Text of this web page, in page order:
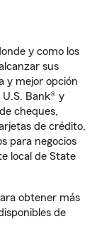
y como los
sus
y mejor opción
Bank® y
cheques,
de crédito,
para negocios
local de State
obtener más
de